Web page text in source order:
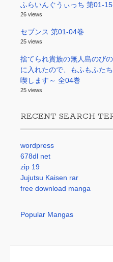
ふらいんぐうぃっち 第01-
26 views
セブンス 第01-04巻
25 views
捨てられ貴族の無人島のび
に入れたので、もふもふた
喫します～ 全04巻
25 views
RECENT SEARCH
wordpress
678dl net
zip 19
Jujutsu Kaisen rar
free download manga
Popular Mangas